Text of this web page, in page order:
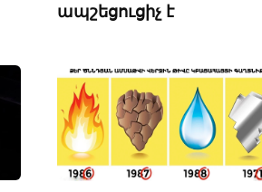
ապշեցուցիչ է